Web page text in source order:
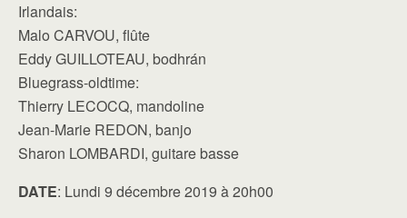
Irlandais:
Malo CARVOU, flûte
Eddy GUILLOTEAU, bodhrán
Bluegrass-oldtime:
Thierry LECOCQ, mandoline
Jean-Marie REDON, banjo
Sharon LOMBARDI, guitare basse
DATE: Lundi 9 décembre 2019 à 20h00